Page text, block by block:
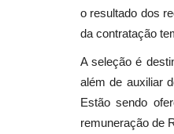
o resultado dos
da contratação
A seleção é
além de auxiliar
Estão sendo
remuneração de